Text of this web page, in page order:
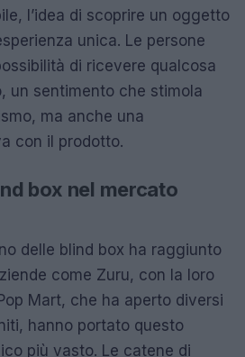
l’idea di scoprire un oggetto
unica. Le persone
di ricevere qualcosa
un sentimento che stimola
ma anche una
con il prodotto.
box nel mercato
delle blind box ha raggiunto
come Zuru, con la loro
Mart, che ha aperto diversi
hanno portato questo
più vasto. Le catene di